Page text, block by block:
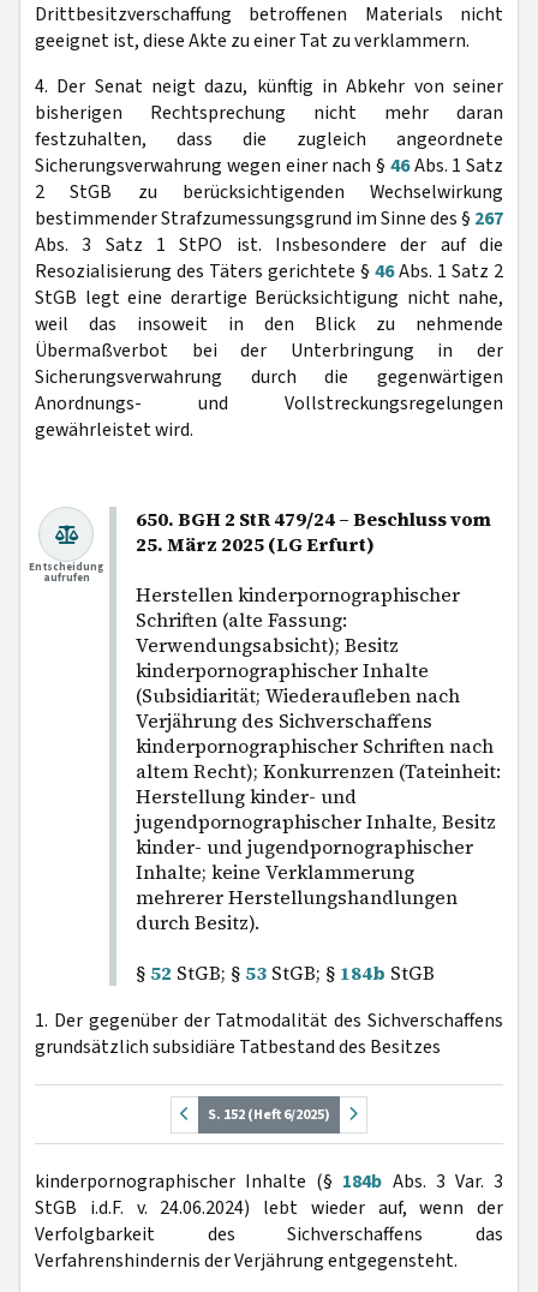
Drittbesitzverschaffung betroffenen Materials nicht
geeignet ist, diese Akte zu einer Tat zu verklammern.
4. Der Senat neigt dazu, künftig in Abkehr von seiner
bisherigen Rechtsprechung nicht mehr daran
festzuhalten, dass die zugleich angeordnete
Sicherungsverwahrung wegen einer nach § 46Abs. 1 Satz
2 StGB zu berücksichtigenden Wechselwirkung
bestimmender Strafzumessungsgrund im Sinne des § 267
Abs. 3 Satz 1 StPO ist. Insbesondere der auf die
Resozialisierung des Täters gerichtete § 46Abs. 1 Satz 2
StGB legt eine derartige Berücksichtigung nicht nahe,
weil das insoweit in den Blick zu nehmende
Übermaßverbot bei der Unterbringung in der
Sicherungsverwahrung durch die gegenwärtigen
Anordnungs- und Vollstreckungsregelungen
gewährleistet wird.
650. BGH 2 StR 479/24 – Beschluss vom
25. März 2025 (LG Erfurt)
Herstellen kinderpornographischer
Schriften (alte Fassung:
Verwendungsabsicht); Besitz
kinderpornographischer Inhalte
(Subsidiarität; Wiederaufleben nach
Verjährung des Sichverschaffens
kinderpornographischer Schriften nach
altem Recht); Konkurrenzen (Tateinheit:
Herstellung kinder- und
jugendpornographischer Inhalte, Besitz
kinder- und jugendpornographischer
Inhalte; keine Verklammerung
mehrerer Herstellungshandlungen
durch Besitz).
§ 52 StGB; § 53 StGB; § 184b StGB
Entscheidung
aufrufen
1. Der gegenüber der Tatmodalität des Sichverschaffens
grundsätzlich subsidiäre Tatbestand des Besitzes
S. 152 (Heft 6/2025)
kinderpornographischer Inhalte (§ 184b Abs. 3 Var. 3
StGB i.d.F. v. 24.06.2024) lebt wieder auf, wenn der
Verfolgbarkeit des Sichverschaffens das
Verfahrenshindernis der Verjährung entgegensteht.